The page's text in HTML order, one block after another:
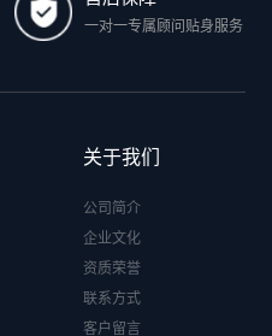
一对一专属顾问贴身服务
关于我们
公司简介
企业文化
资质荣誉
联系方式
客户留言